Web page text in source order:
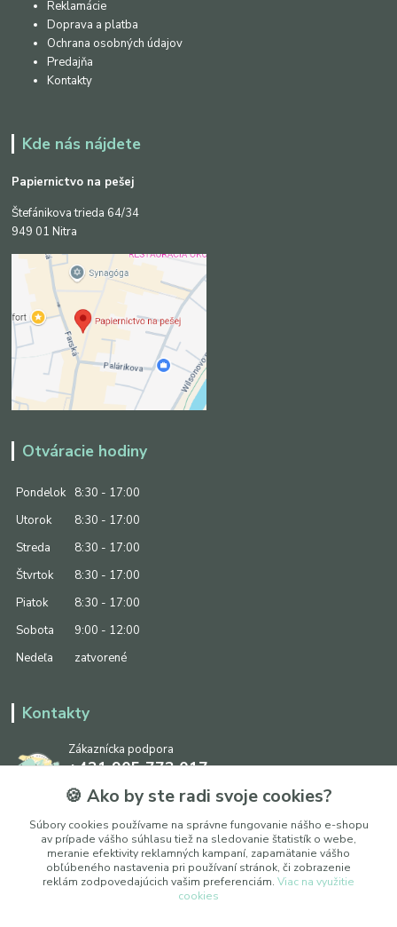
Reklamácie
Doprava a platba
Ochrana osobných údajov
Predajňa
Kontakty
Kde nás nájdete
Papiernictvo na pešej
Štefánikova trieda 64/34
949 01 Nitra
Otváracie hodiny
Pondelok
8:30 - 17:00
Utorok
8:30 - 17:00
Streda
8:30 - 17:00
Štvrtok
8:30 - 17:00
Piatok
8:30 - 17:00
Sobota
9:00 - 12:00
Nedeľa
zatvorené
Kontakty
Zákaznícka podpora
+421 905 773 017
(Po-Pia, 8:30 - 17:00, So: 9:00 - 12:00)
info@ipapier.sk
🍪 Ako by ste radi svoje cookies?
Súbory cookies používame na správne fungovanie nášho e-shopu
av prípade vášho súhlasu tiež na sledovanie štatistík o webe,
meranie efektivity reklamných kampaní, zapamätanie vášho
obľúbeného nastavenia pri používaní stránok, či zobrazenie
reklám zodpovedajúcich vašim preferenciám. Viac na využitie
cookies